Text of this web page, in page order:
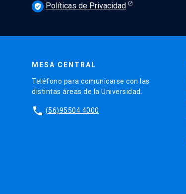
verified_user Políticas de Privacidad
MESA CENTRAL
Teléfono para comunicarse con las
distintas áreas de la Universidad.
phone (56)95504 4000